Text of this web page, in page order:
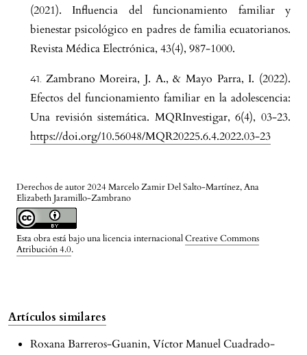
Derechos de autor 2024 Marcelo Zamir Del Salto-Martínez, Ana
Elizabeth Jaramillo-Zambrano
Esta obra está bajo una licencia internacionalCreative Commons
Atribución 4.0.
(2021). Influencia del funcionamiento familiar y
bienestar psicológico en padres de familia ecuatorianos.
Revista Médica Electrónica, 43(4), 987-1000.
Zambrano Moreira, J. A., & Mayo Parra, I. (2022).
Efectos del funcionamiento familiar en la adolescencia:
Una revisión sistemática. MQRInvestigar, 6(4), 03-23.
https://doi.org/10.56048/MQR20225.6.4.2022.03-23
Artículos similares
Roxana Barreros-Guanin, Víctor Manuel Cuadrado-